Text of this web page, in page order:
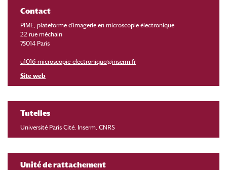
Contact
PIME, plateforme d’imagerie en microscopie électronique
22 rue méchain
75014 Paris
u1016-microscopie-electronique@inserm.fr
Site web
Tutelles
Université Paris Cité, Inserm, CNRS
Unité de rattachement